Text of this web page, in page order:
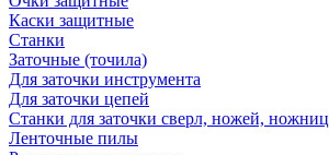
Каски защитные
Станки
Заточные (точила)
Для заточки инструмента
Для заточки цепей
Станки для заточки сверл, ножей, ножниц
Ленточные пилы